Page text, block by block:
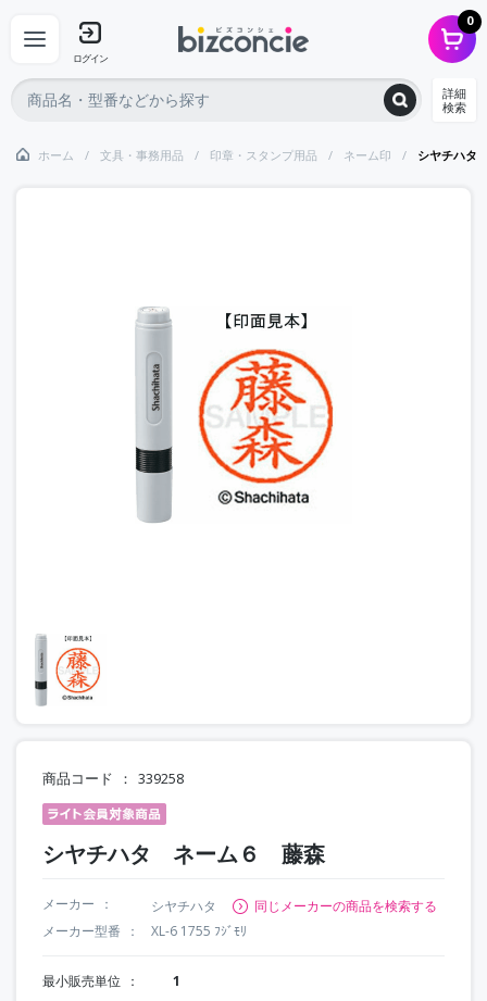
ログイン
0
詳細
検索
ホーム 文具・事務用品 印章・スタンプ用品 ネーム印 シヤチハ
商品コード 339258
シヤチハタ ネーム６ 藤森
メーカー シヤチハタ
同じメーカーの商品を検索する
メーカー型番
XL-6 1755 ﾌｼﾞﾓﾘ
最小販売単位 1